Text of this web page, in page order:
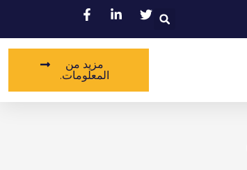
يبحث
مزيد من
المعلومات.